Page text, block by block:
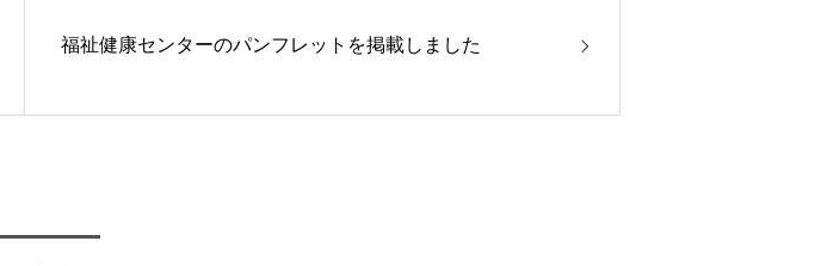
福祉健康センターのパンフレットを掲載しました